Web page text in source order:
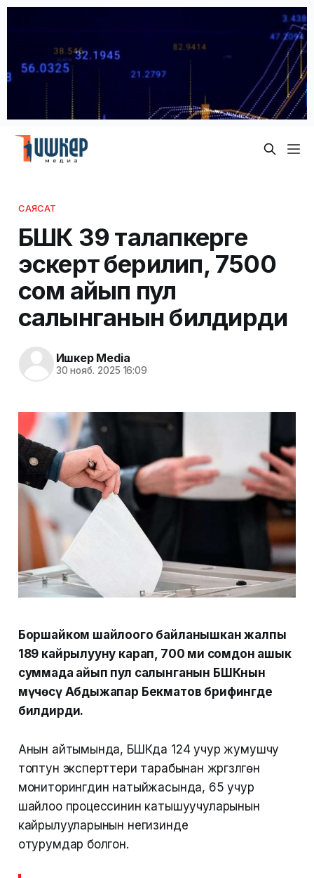
САЯСАТ
БШК 39 талапкерге
эскертүү берилип, 7500
сом айып пул
салынганын билдирди
Ишкер Media
30 нояб. 2025 16:09
Боршайком шайлоого байланышкан жалпы
189 кайрылууну карап, 700 миң сомдон ашык
суммада айып пул салынганын БШКнын
мүчөсү Абдыжапар Бекматов брифингде
билдирди.
Анын айтымында, БШКда 124 учур жумушчу
топтун эксперттери тарабынан жүргүзүлгөн
мониторингдин натыйжасында, 65 учур
шайлоо процессинин катышуучуларынын
кайрылууларынын негизинде
отурумдар болгон.